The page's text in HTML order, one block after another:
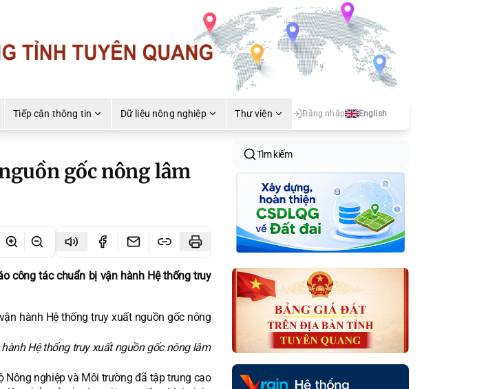
Tiếp cận thông tin Dữ liệu nông nghiệp Thư viện Đăng nhập English
gốc nông lâm
công tác chuẩn bị vận hành Hệ thống truy
Hệ thống truy xuất nguồn gốc nông lâm
Nông nghiệp và Môi trường đã tập trung cao
Tìm kiếm